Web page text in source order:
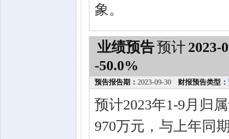
象。
业绩预告预计 2023-
-50.0%
预告报告期： 2023-09-30 财报预告类型：
预计2023年1-9月归
970万元，与上年同